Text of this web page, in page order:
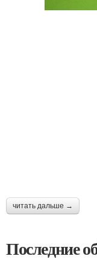
читать дальше →
Последние